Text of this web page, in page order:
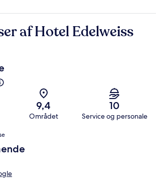
af Hotel Edelweiss
9,4
Området
10
Service og personale